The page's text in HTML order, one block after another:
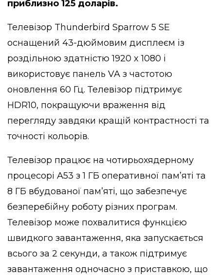
приблизно 125 доларів.
Телевізор Thunderbird Sparrow 5 SE
оснащений 43-дюймовим дисплеєм із
роздільною здатністю 1920 x 1080 і
використовує панель VA з частотою
оновлення 60 Гц. Телевізор підтримує
HDR10, покращуючи враження від
перегляду завдяки кращій контрастності та
точності кольорів.
Телевізор працює на чотирьохядерному
процесорі A53 з 1 ГБ оперативної пам’яті та
8 ГБ вбудованої пам’яті, що забезпечує
безперебійну роботу різних програм.
Телевізор може похвалитися функцією
швидкого завантаження, яка запускається
всього за 2 секунди, а також підтримує
завантаження одночасно з приставкою, що